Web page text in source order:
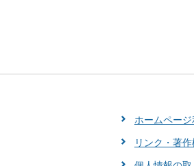
ホームペー
リンク・著